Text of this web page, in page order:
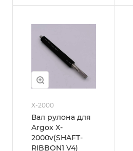
X-2000
Вал рулона для
Argox X-
2000v(SHAFT-
RIBBON1 V4)